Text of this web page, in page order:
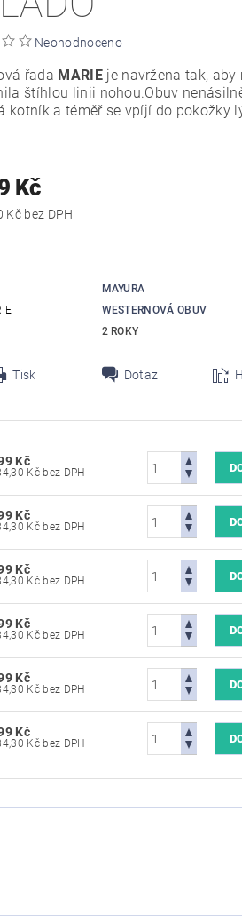
Neohodnoceno
řada MARIEje navržena tak, aby
štíhlou linii nohou.Obuv
kotník a téměř se vpíjí do pokožky
Kč
5 784,30 Kč bez DPH
MAYURA
WESTERNOVÁ OBUV
2 ROKY
Tisk Dotaz
Kč
5 784,30 Kč bez DPH
Kč
5 784,30 Kč bez DPH
Kč
5 784,30 Kč bez DPH
Kč
5 784,30 Kč bez DPH
Kč
5 784,30 Kč bez DPH
Kč
5 784,30 Kč bez DPH